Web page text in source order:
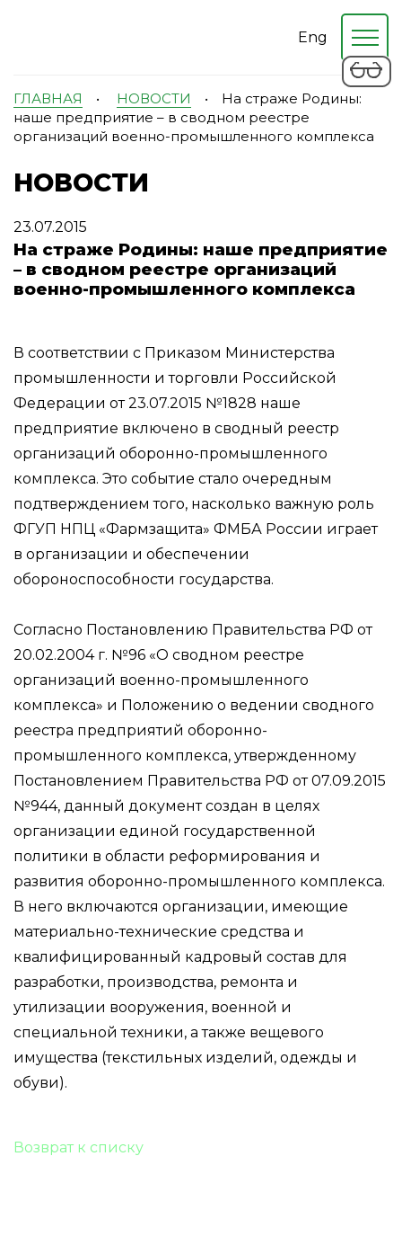
Eng
ГЛАВНАЯ • НОВОСТИ •
На страже Родины:
наше предприятие – в сводном реестре
организаций военно-промышленного комплекса
НОВОСТИ
23.07.2015
На страже Родины: наше предприятие
– в сводном реестре организаций
военно-промышленного комплекса
В соответствии с Приказом Министерства
промышленности и торговли Российской
Федерации от 23.07.2015 №1828 наше
предприятие включено в сводный реестр
организаций оборонно-промышленного
комплекса. Это событие стало очередным
подтверждением того, насколько важную роль
ФГУП НПЦ «Фармзащита» ФМБА России играет
в организации и обеспечении
обороноспособности государства.
Согласно Постановлению Правительства РФ от
20.02.2004 г. №96 «О сводном реестре
организаций военно-промышленного
комплекса» и Положению о ведении сводного
реестра предприятий оборонно-
промышленного комплекса, утвержденному
Постановлением Правительства РФ от 07.09.2015
№944, данный документ создан в целях
организации единой государственной
политики в области реформирования и
развития оборонно-промышленного комплекса.
В него включаются организации, имеющие
материально-технические средства и
квалифицированный кадровый состав для
разработки, производства, ремонта и
утилизации вооружения, военной и
специальной техники, а также вещевого
имущества (текстильных изделий, одежды и
обуви).
Возврат к списку